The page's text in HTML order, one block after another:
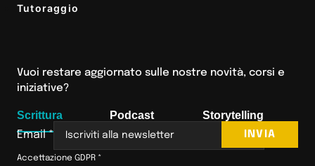
Tutoraggio
Vuoi restare aggiornato sulle nostre novità, corsi e
iniziative?
Scrittura
Email*
Accettazione GDPR *
INVIA
Podcast Storytelling